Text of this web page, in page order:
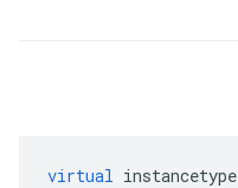
virtual instancetype